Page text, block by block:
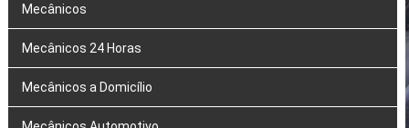
Mecânicos
Mecânicos 24 Horas
Mecânicos a Domicílio